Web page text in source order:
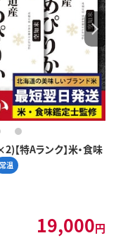
【特Aランク】米・食味
常温
7
19,000円